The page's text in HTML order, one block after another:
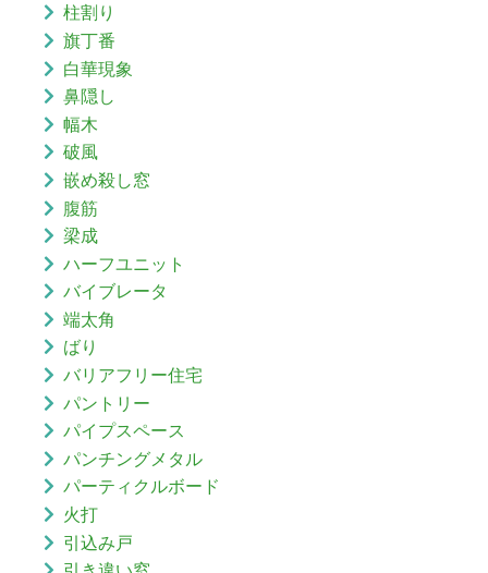
柱割り
旗丁番
白華現象
鼻隠し
幅木
破風
嵌め殺し窓
腹筋
梁成
ハーフユニット
バイブレータ
端太角
ばり
バリアフリー住宅
パントリー
パイプスペース
パンチングメタル
パーティクルボード
火打
引込み戸